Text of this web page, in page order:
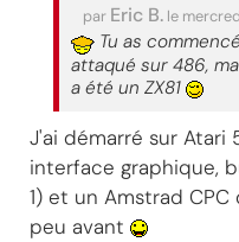
par Eric B. le
Tu as
attaqué sur 486,
a été un ZX81
J'ai démarré sur Atari
interface graphique,
1) et un Amstrad
peu avant